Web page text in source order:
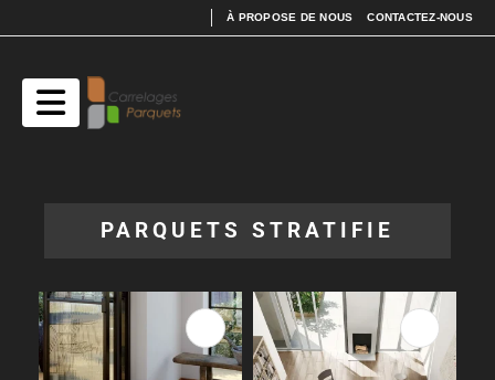
À PROPOSE DE NOUS CONTACTEZ-NOUS
PARQUETS STRATIFIE